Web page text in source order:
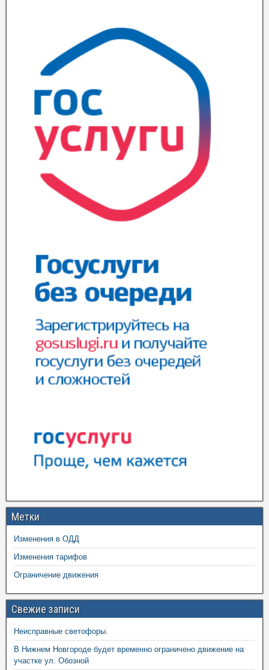
Метки
Изменения в ОДД
Изменения тарифов
Ограничение движения
Свежие записи
Неисправные светофоры.
В Нижнем Новгороде будет временно ограничено движение на
участке ул. Обозной